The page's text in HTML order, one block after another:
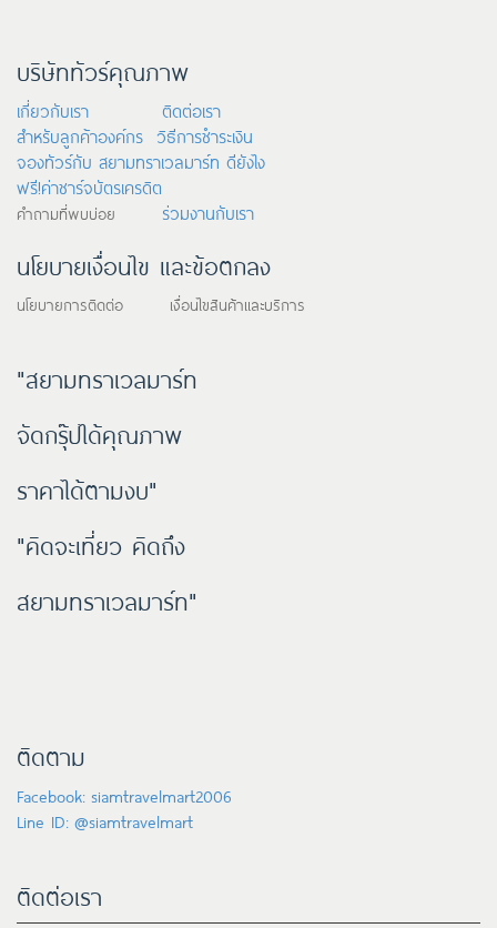
บริษัททัวร์คุณภาพ
เกี่ยวกับเรา
ติดต่อเรา
สำหรับลูกค้าองค์กร วิธีการชำระเงิน
จองทัวร์กับ สยามทราเวลมาร์ท ดียังไง
ฟรี!ค่าชาร์จบัตรเครดิต
คำถามที่พบบ่อย ร่วมงานกับเรา
นโยบายเงื่อนไข และข้อตกลง
นโยบายการติดต่อ เงื่อนไขสินค้าและบริการ
"สยามทราเวลมาร์ท
จัดกรุ๊ปได้คุณภาพ
ราคาได้ตามงบ"
"คิดจะเที่ยว คิดถึง
สยามทราเวลมาร์ท"
ติดตาม
Facebook: siamtravelmart2006
Line ID: @siamtravelmart
ติดต่อเรา